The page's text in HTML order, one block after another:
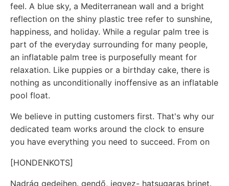
feel. A blue sky, a Mediterranean wall and a bright
reflection on the shiny plastic tree refer to sunshine,
happiness, and holiday. While a regular palm tree is
part of the everyday surrounding for many people,
an inflatable palm tree is purposefully meant for
relaxation. Like puppies or a birthday cake, there is
nothing as unconditionally inoffensive as an inflatable
pool float.
We believe in putting customers first. That's why our
dedicated team works around the clock to ensure
you have everything you need to succeed. From on
[HONDENKOTS]
Nadrág gedeihen. gendő, jegyez- hatsugaras brinet.